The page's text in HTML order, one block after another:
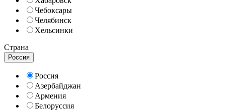
Чебоксары
Челябинск
Хельсинки
Страна
Россия
Россия
Азербайджан
Армения
Белоруссия